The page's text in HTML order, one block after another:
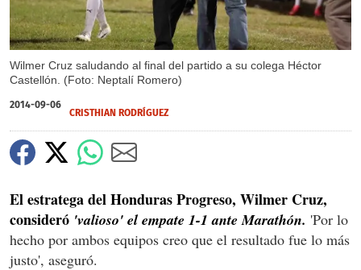
Wilmer Cruz saludando al final del partido a su colega Héctor
Castellón. (Foto: Neptalí Romero)
2014-09-06
CRISTHIAN RODRÍGUEZ
El estratega del Honduras Progreso, Wilmer Cruz,
consideró 'valioso' el empate 1-1 ante Marathón. 'Por lo
hecho por ambos equipos creo que el resultado fue lo más
justo', aseguró.